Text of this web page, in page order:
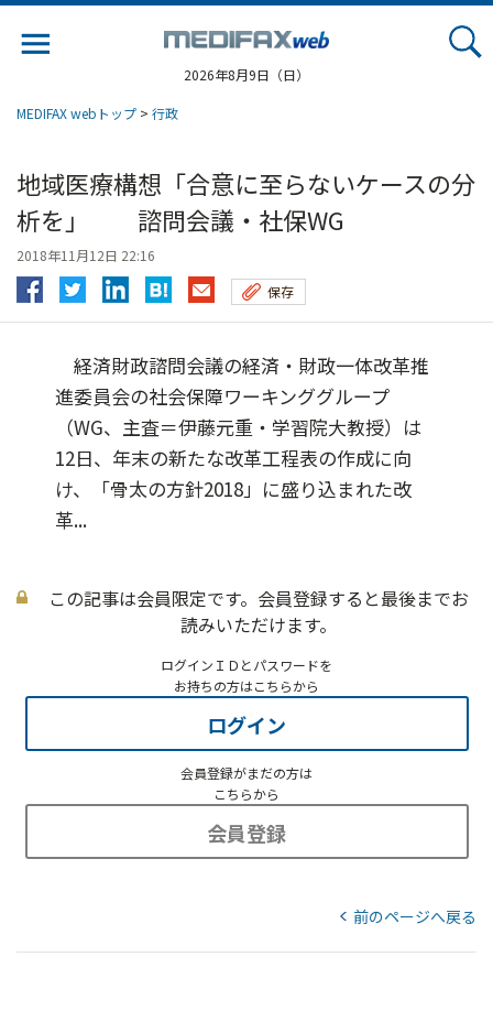
2026年8月9日（日）
MEDIFAX webトップ > 行政
地域医療構想「合意に至らないケースの分
析を」 諮問会議・社保WG
2018年11月12日 22:16
保存
経済財政諮問会議の経済・財政一体改革推
進委員会の社会保障ワーキンググループ
（WG、主査＝伊藤元重・学習院大教授）は
12日、年末の新たな改革工程表の作成に向
け、「骨太の方針2018」に盛り込まれた改
革...
この記事は会員限定です。会員登録すると最後までお
読みいただけます。
ログインＩＤとパスワードを
お持ちの方はこちらから
ログイン
会員登録がまだの方は
こちらから
会員登録
前のページへ戻る